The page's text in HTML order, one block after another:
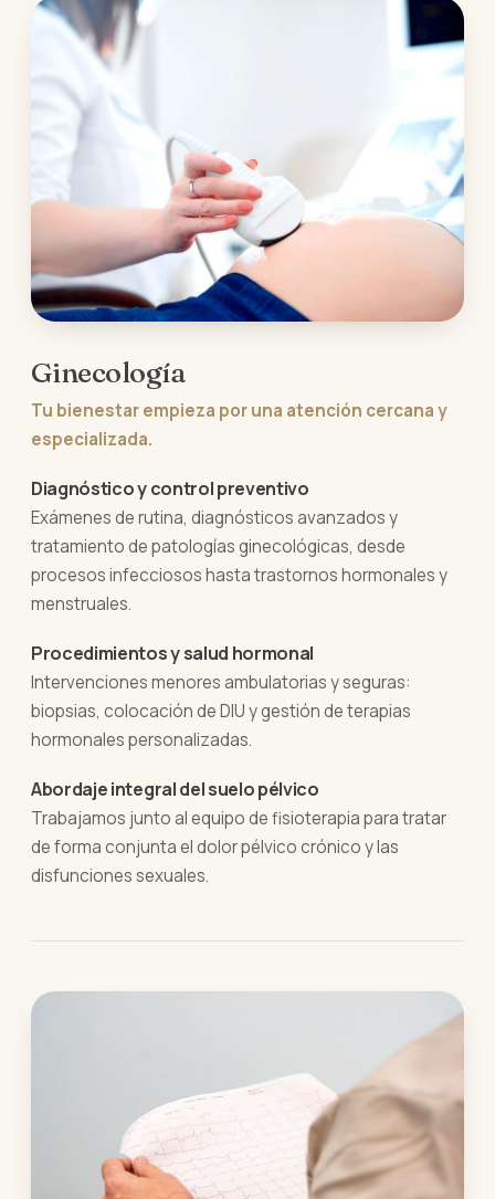
Ginecología
Tu bienestar empieza por una atención cercana y
especializada.
Diagnóstico y control preventivo
Exámenes de rutina, diagnósticos avanzados y
tratamiento de patologías ginecológicas, desde
procesos infecciosos hasta trastornos hormonales y
menstruales.
Procedimientos y salud hormonal
Intervenciones menores ambulatorias y seguras:
biopsias, colocación de DIU y gestión de terapias
hormonales personalizadas.
Abordaje integral del suelo pélvico
Trabajamos junto al equipo de fisioterapia para tratar
de forma conjunta el dolor pélvico crónico y las
disfunciones sexuales.